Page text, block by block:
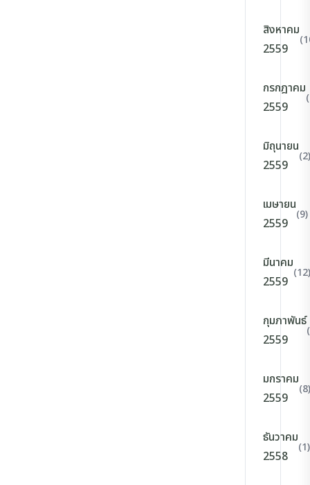
สิงหาคม
2559
กรกฎาคม
2559
มิถุนายน
2559
(2)
เมษายน
2559
(9)
มีนาคม
2559
(12)
กุมภาพันธ์
2559
มกราคม
2559
(8)
ธันวาคม
2558
(1)